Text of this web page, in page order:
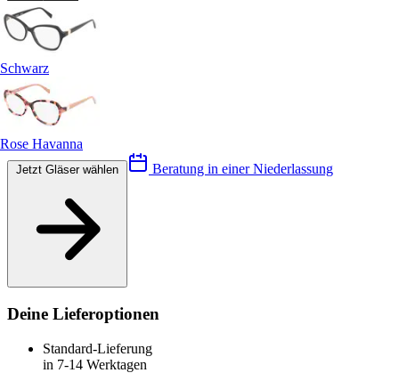
Schwarz
Rose Havanna
Beratung in einer Niederlassung
Deine Lieferoptionen
Standard-Lieferung
in 7-14 Werktagen